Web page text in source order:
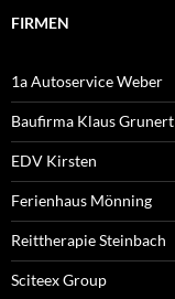
FIRMEN
1a Autoservice Weber
Baufirma Klaus Grunert
EDV Kirsten
Ferienhaus Mönning
Reittherapie Steinbach
Sciteex Group